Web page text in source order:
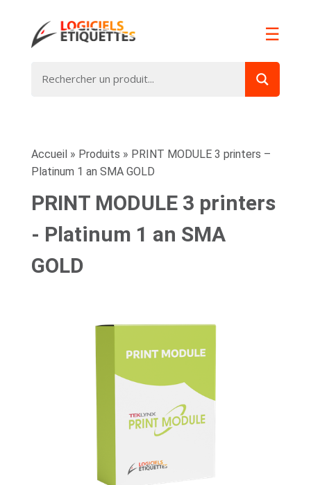
☰
Accueil » Produits » PRINT MODULE 3 printers –
Platinum 1 an SMA GOLD
PRINT MODULE 3 printers
- Platinum 1 an SMA
GOLD